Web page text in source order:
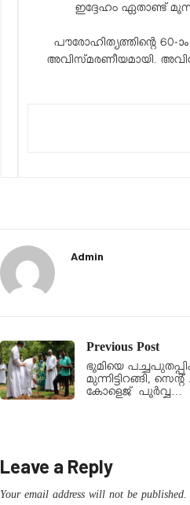
ഇദ്ദേഹം ഏതാണ്ട്
പൗരോഹിത്യത്തിന്റെ
അവിസ്മരണീയമായി.
Admin
Previous Post
ഭൂമിയെ
മുന്നിട്ടിറങ്ങി,
കോളെജ് പൂർവ്വ…
Leave a Reply
Your email address will not be published.